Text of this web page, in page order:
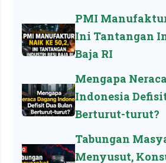
PMI
Ini Tantangan
Baja RI
Mengapa
Indonesia
Berturut-turut?
Tabungan
Menyusut,